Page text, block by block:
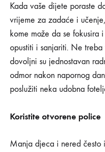
Kada vaše dijete poraste
vrijeme za zadaće i
kome može da se fokusira
opustiti i sanjariti. Ne treba
dovoljni su jednostavan
odmor nakon napornog
poslužiti neka udobna
Koristite otvorene police
Manja djeca i nered često